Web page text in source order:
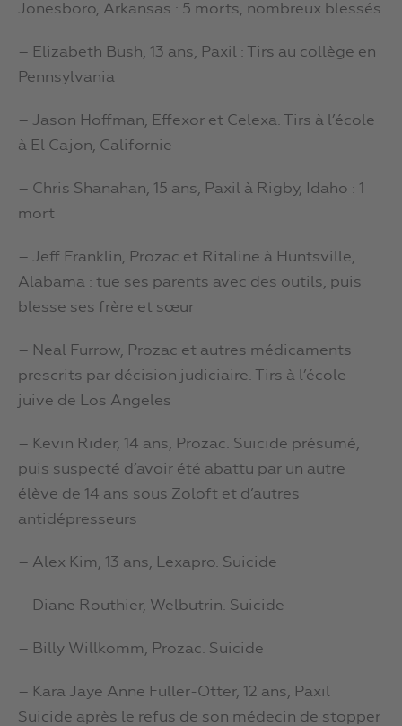
Jonesboro, Arkansas : 5 morts, nombreux blessés
– Elizabeth Bush, 13 ans, Paxil : Tirs au collège en
Pennsylvania
– Jason Hoffman, Effexor et Celexa. Tirs à l’école
à El Cajon, Californie
– Chris Shanahan, 15 ans, Paxil à Rigby, Idaho : 1
mort
– Jeff Franklin, Prozac et Ritaline à Huntsville,
Alabama : tue ses parents avec des outils, puis
blesse ses frère et sœur
– Neal Furrow, Prozac et autres médicaments
prescrits par décision judiciaire. Tirs à l’école
juive de Los Angeles
– Kevin Rider, 14 ans, Prozac. Suicide présumé,
puis suspecté d’avoir été abattu par un autre
élève de 14 ans sous Zoloft et d’autres
antidépresseurs
– Alex Kim, 13 ans, Lexapro. Suicide
– Diane Routhier, Welbutrin. Suicide
– Billy Willkomm, Prozac. Suicide
– Kara Jaye Anne Fuller-Otter, 12 ans, Paxil
Suicide après le refus de son médecin de stopper